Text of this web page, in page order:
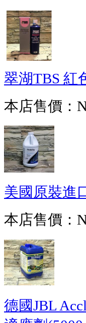
翠湖TBS 紅
本店售價：
美國原裝進
本店售價：
德國JBL